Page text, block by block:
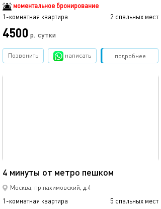
моментальное бронирование
1-комнатная квартира
2 спальных мест
4500 р. сутки
подробнее
Позвонить написать Забронировать
4 минуты от метро пешком
Москва, пр.нахимовский, д.4
1-комнатная квартира 5 спальных мест